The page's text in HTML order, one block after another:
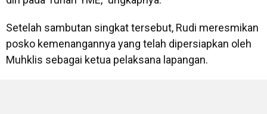
Setelah sambutan singkat tersebut, Rudi meresmikan
posko kemenangannya yang telah dipersiapkan oleh
Muhklis sebagai ketua pelaksana lapangan.